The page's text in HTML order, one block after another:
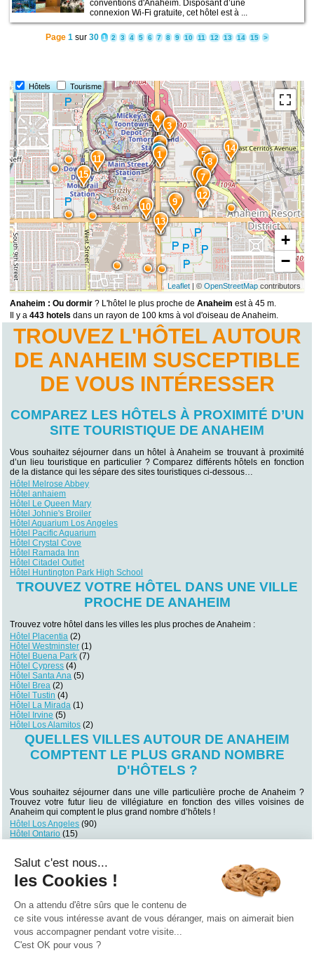
conventions d'Anaheim. Disposant d’une
connexion Wi-Fi gratuite, cet hôtel est à ...
Page 1sur 30 1 2 3 4 5 6 7 8 9 10 11 12 13 14 15 >
Hôtels Tourisme
15
14
13
12
11
10 9
8
7
6
5
4
3
2
1
+
−
Leaflet| © OpenStreetMapcontributors
Anaheim : Ou dormir ? L'hôtel le plus proche deAnaheim est à 45 m.
Il y a443 hotels dans un rayon de 100 kms à vol d'oiseau de Anaheim.
TROUVEZ L'HÔTEL AUTOUR
DE ANAHEIM SUSCEPTIBLE
DE VOUS INTÉRESSER
COMPAREZ LES HÔTELS À PROXIMITÉ D’UN
SITE TOURISTIQUE DE ANAHEIM
Vous souhaitez séjourner dans un hôtel à Anaheim se trouvant à proximité
d’un lieu touristique en particulier ? Comparez différents hôtels en fonction
de la distance qui les sépare des sites touristiques ci-dessous…
Hôtel Melrose Abbey
Hôtel anhaiem
Hôtel Le Queen Mary
Hôtel Johnie's Broiler
Hôtel Aquarium Los Angeles
Hôtel Pacific Aquarium
Hôtel Crystal Cove
Hôtel Ramada Inn
Hôtel Citadel Outlet
Hôtel Huntington Park High School
TROUVEZ VOTRE HÔTEL DANS UNE VILLE
PROCHE DE ANAHEIM
Trouvez votre hôtel dans les villes les plus proches de Anaheim :
Hôtel Placentia (2)
Hôtel Westminster (1)
Hôtel Buena Park (7)
Hôtel Cypress (4)
Hôtel Santa Ana (5)
Hôtel Brea (2)
Hôtel Tustin (4)
Hôtel La Mirada (1)
Hôtel Irvine (5)
Hôtel Los Alamitos (2)
QUELLES VILLES AUTOUR DE ANAHEIM
COMPTENT LE PLUS GRAND NOMBRE
D'HÔTELS ?
Vous souhaitez séjourner dans une ville particulière proche de Anaheim ?
Trouvez votre futur lieu de villégiature en fonction des villes voisines de
Anaheim qui comptent le plus grand nombre d’hôtels !
Hôtel Los Angeles (90)
Hôtel Ontario (15)
Hôtel Carlsbad(8)
Hôtel Pasadena
(7)
Hôtel Inglewood(7)
Hôtel Buena Park(7)
Hôtel Long Beach(6)
Qui sommes nous ? |Contactez-nous
Salut c'est nous...
les Cookies !
On a attendu d'être sûrs que le contenu de
ce site vous intéresse avant de vous déranger, mais on aimerait bien
vous accompagner pendant votre visite...
C'est OK pour vous ?